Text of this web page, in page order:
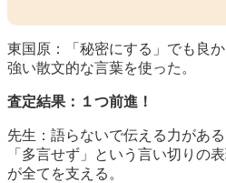
東国原：「秘密にする」でも良
強い散文的な言葉を使った。
査定結果：１つ前進！
先生：語らないで伝える力がある
「多言せず」という言い切りの
が全てを支える。